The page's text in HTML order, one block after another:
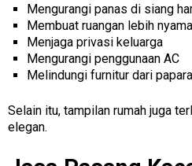
Mengurangi panas di siang
Membuat ruangan lebih
Menjaga privasi keluarga
Mengurangi penggunaan AC
Melindungi furnitur dari
Selain itu, tampilan rumah juga
elegan.